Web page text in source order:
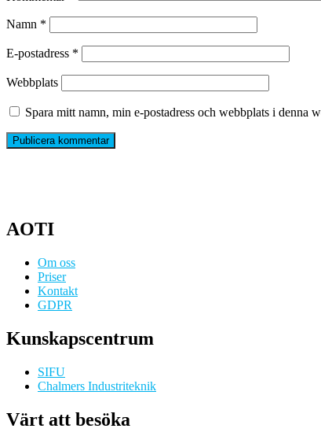
Namn *
E-postadress *
Webbplats
Spara mitt namn, min e-postadress och webbplats i denna
AOTI
Om oss
Priser
Kontakt
GDPR
Kunskapscentrum
SIFU
Chalmers Industriteknik
Värt att besöka